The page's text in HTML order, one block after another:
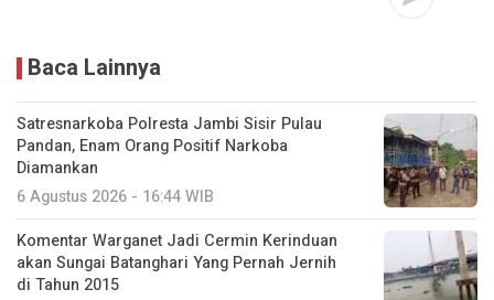
Baca Lainnya
Satresnarkoba Polresta Jambi Sisir Pulau
Pandan, Enam Orang Positif Narkoba
Diamankan
6 Agustus 2026 - 16:44 WIB
Komentar Warganet Jadi Cermin Kerinduan
akan Sungai Batanghari Yang Pernah Jernih
di Tahun 2015